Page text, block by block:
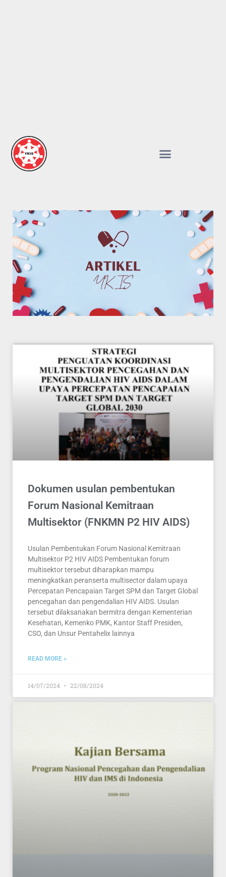
Dokumen usulan pembentukan
Forum Nasional Kemitraan
Multisektor (FNKMN P2 HIV AIDS)
Usulan Pembentukan Forum Nasional Kemitraan
Multisektor P2 HIV AIDS Pembentukan forum
multisektor tersebut diharapkan mampu
meningkatkan peranserta multisector dalam upaya
Percepatan Pencapaian Target SPM dan Target Global
pencegahan dan pengendalian HIV AIDS. Usulan
tersebut dilaksanakan bermitra dengan Kementerian
Kesehatan, Kemenko PMK, Kantor Staff Presiden,
CSO, dan Unsur Pentahelix lainnya
READ MORE »
14/07/2024 22/08/2024